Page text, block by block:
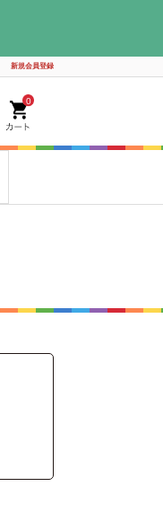
新規会員登録
0